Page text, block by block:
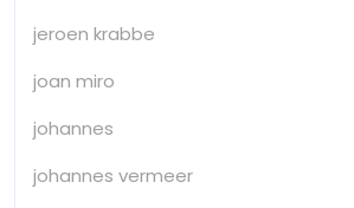
jeroen krabbe
joan miro
johannes
johannes vermeer